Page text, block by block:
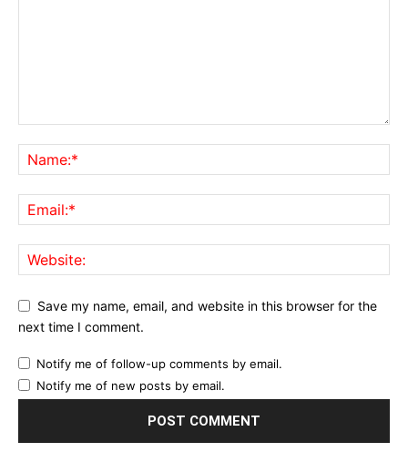
Save my name, email, and website in this browser for the
next time I comment.
Notify me of follow-up comments by email.
Notify me of new posts by email.